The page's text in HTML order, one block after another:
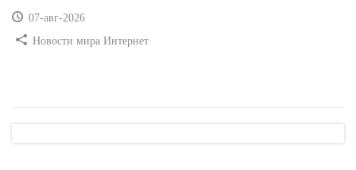
07-авг-2026
Новости мира Интернет